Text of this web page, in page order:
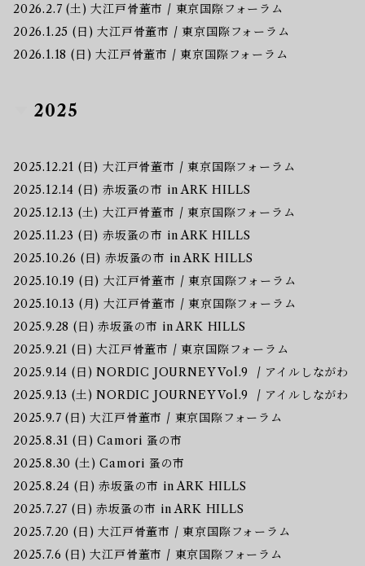
2026.2.7 (土) 大江戸骨董市 / 東京国際フォーラム
2026.1.25 (日) 大江戸骨董市 / 東京国際フォーラム
2026.1.18 (日) 大江戸骨董市 / 東京国際フォーラム
2025
2025.12.21 (日) 大江戸骨董市 / 東京国際フォーラム
2025.12.14 (日) 赤坂蚤の市 in ARK HILLS
2025.12.13 (土) 大江戸骨董市 / 東京国際フォーラム
2025.11.23 (日) 赤坂蚤の市 in ARK HILLS
2025.10.26 (日) 赤坂蚤の市 in ARK HILLS
2025.10.19 (日) 大江戸骨董市 / 東京国際フォーラム
2025.10.13 (月) 大江戸骨董市 / 東京国際フォーラム
2025.9.28 (日) 赤坂蚤の市 in ARK HILLS
2025.9.21 (日) 大江戸骨董市 / 東京国際フォーラム
2025.9.14 (日) NORDIC JOURNEY Vol.9 / アイルしながわ
2025.9.13 (土) NORDIC JOURNEY Vol.9 / アイルしながわ
2025.9.7 (日) 大江戸骨董市 / 東京国際フォーラム
2025.8.31 (日) Camori 蚤の市
2025.8.30 (土) Camori 蚤の市
2025.8.24 (日) 赤坂蚤の市 in ARK HILLS
2025.7.27 (日) 赤坂蚤の市 in ARK HILLS
2025.7.20 (日) 大江戸骨董市 / 東京国際フォーラム
2025.7.6 (日) 大江戸骨董市 / 東京国際フォーラム